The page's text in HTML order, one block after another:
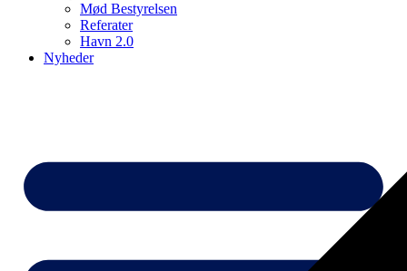
Mød Bestyrelsen
Referater
Havn 2.0
Nyheder